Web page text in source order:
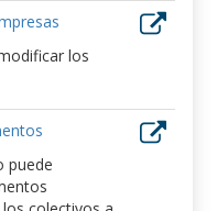
los
puede